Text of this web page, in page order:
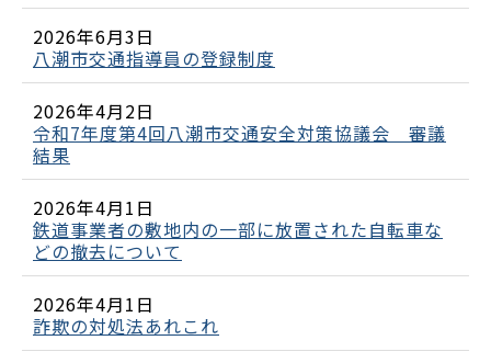
2026年6月3日
八潮市交通指導員の登録制度
2026年4月2日
令和7年度第4回八潮市交通安全対策協議会 審議
結果
2026年4月1日
鉄道事業者の敷地内の一部に放置された自転車な
どの撤去について
2026年4月1日
詐欺の対処法あれこれ